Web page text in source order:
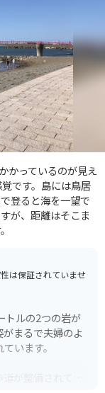
かっているのが見え
です。島には鳥居
登ると海を一望で
が、距離はそこま
は保証されていませ
トルの2つの岩が
まるで夫婦のよ
います。
が整備されてい